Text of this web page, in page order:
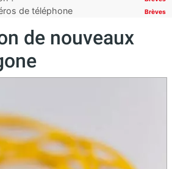
de téléphone
Brèves
de nouveaux